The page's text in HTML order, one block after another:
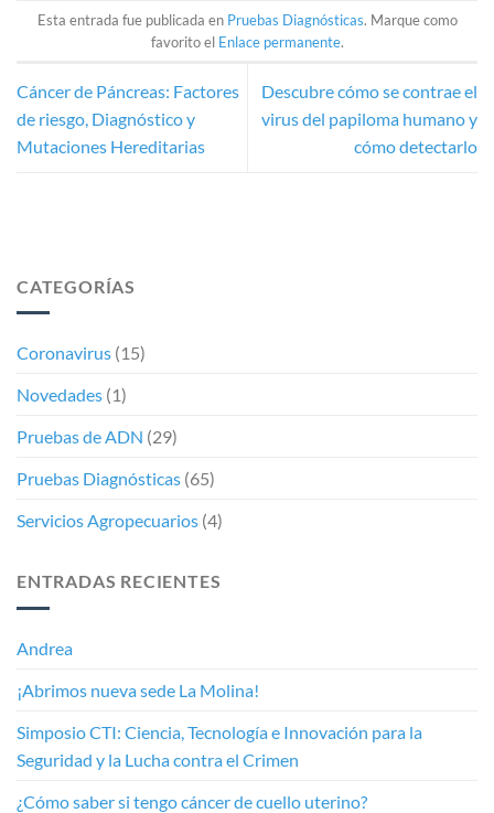
Esta entrada fue publicada en Pruebas Diagnósticas. Marque como
favorito el Enlace permanente.
Cáncer de Páncreas: Factores
de riesgo, Diagnóstico y
Mutaciones Hereditarias
Descubre cómo se contrae el
virus del papiloma humano y
cómo detectarlo
CATEGORÍAS
Coronavirus (15)
Novedades (1)
Pruebas de ADN (29)
Pruebas Diagnósticas (65)
Servicios Agropecuarios (4)
ENTRADAS RECIENTES
Andrea
¡Abrimos nueva sede La Molina!
Simposio CTI: Ciencia, Tecnología e Innovación para la
Seguridad y la Lucha contra el Crimen
¿Cómo saber si tengo cáncer de cuello uterino?